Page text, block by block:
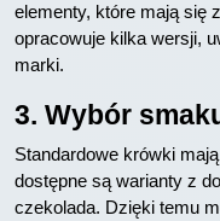
elementy, które mają się
opracowuje kilka wersji,
marki.
3. Wybór
Standardowe krówki
dostępne są warianty z
czekolada. Dzięki temu